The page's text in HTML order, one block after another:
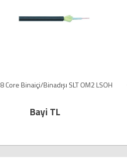
8 Core Binaiçi/Binadışı SLT OM2 LSOH
Bayi TL